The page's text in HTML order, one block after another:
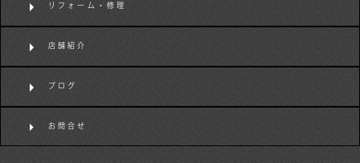
リフォーム・修理
店舗紹介
ブログ
お問合せ